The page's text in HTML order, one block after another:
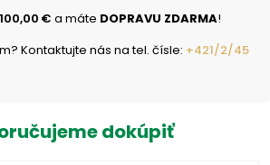
100,00 € a máte DOPRAVU ZDARMA!
Kontaktujte nás na tel. čísle: +421/2/45
dokúpiť